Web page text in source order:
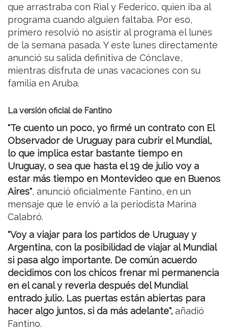
que arrastraba con Rial y Federico, quien iba al
programa cuando alguien faltaba. Por eso,
primero resolvió no asistir al programa el lunes
de la semana pasada. Y este lunes directamente
anunció su salida definitiva de Cónclave,
mientras disfruta de unas vacaciones con su
familia en Aruba.
La versión oficial de Fantino
"Te cuento un poco, yo firmé un contrato con El
Observador de Uruguay para cubrir el Mundial,
lo que implica estar bastante tiempo en
Uruguay, o sea que hasta el 19 de julio voy a
estar más tiempo en Montevideo que en Buenos
Aires", anunció oficialmente Fantino, en un
mensaje que le envió a la periodista Marina
Calabró.
"Voy a viajar para los partidos de Uruguay y
Argentina, con la posibilidad de viajar al Mundial
si pasa algo importante. De común acuerdo
decidimos con los chicos frenar mi permanencia
en el canal y reverla después del Mundial
entrado julio. Las puertas están abiertas para
hacer algo juntos, si da más adelante", añadió
Fantino.